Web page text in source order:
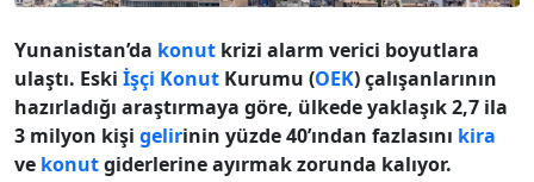
Yunanistan’da konut krizi alarm verici boyutlara
ulaştı. Eski İşçi Konut Kurumu (OEK) çalışanlarının
hazırladığı araştırmaya göre, ülkede yaklaşık 2,7 ila
3 milyon kişi gelirinin yüzde 40’ından fazlasını kira
ve konutgiderlerine ayırmak zorunda kalıyor.